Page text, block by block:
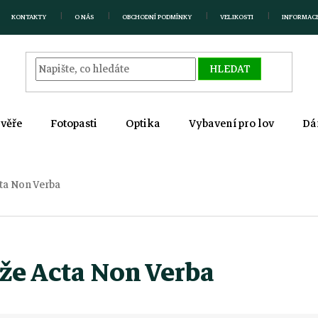
KONTAKTY O NÁS OBCHODNÍ PODMÍNKY VELIKOSTI
HLEDAT
Fotopasti Optika Vybavení pro lov
Non Verba
Acta Non Verba